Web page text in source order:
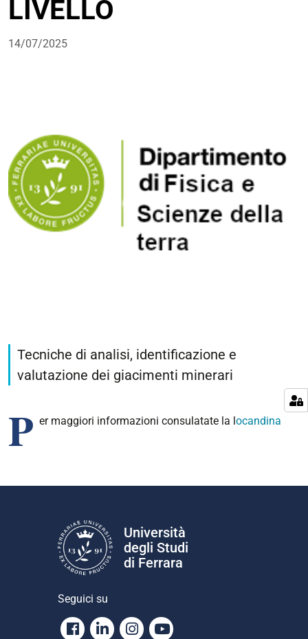
LIVELLO
14/07/2025
Tecniche di analisi, identificazione e
valutazione dei giacimenti minerari
P er maggiori informazioni consulatate la locandina
Università
degli Studi
di Ferrara
Seguici su
Facebook
LinkedinInstagram
Youtube